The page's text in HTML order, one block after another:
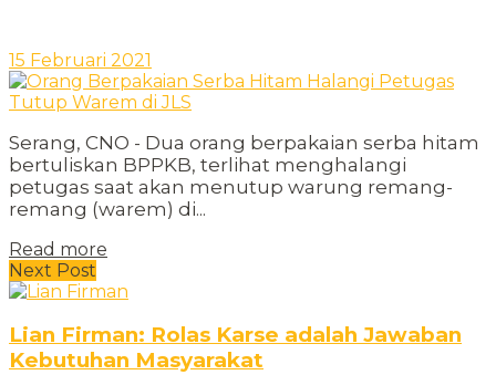
15 Februari 2021
Serang, CNO - Dua orang berpakaian serba hitam
bertuliskan BPPKB, terlihat menghalangi
petugas saat akan menutup warung remang-
remang (warem) di...
Read more
Next Post
Lian Firman: Rolas Karse adalah Jawaban
Kebutuhan Masyarakat